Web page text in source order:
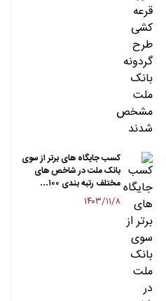
کسب جایگاه های برتر از سوی
بانک ملت در شاخص های
مختلف رتبه بندی ۱۰۰…
۱۴۰۳/۱۱/۸